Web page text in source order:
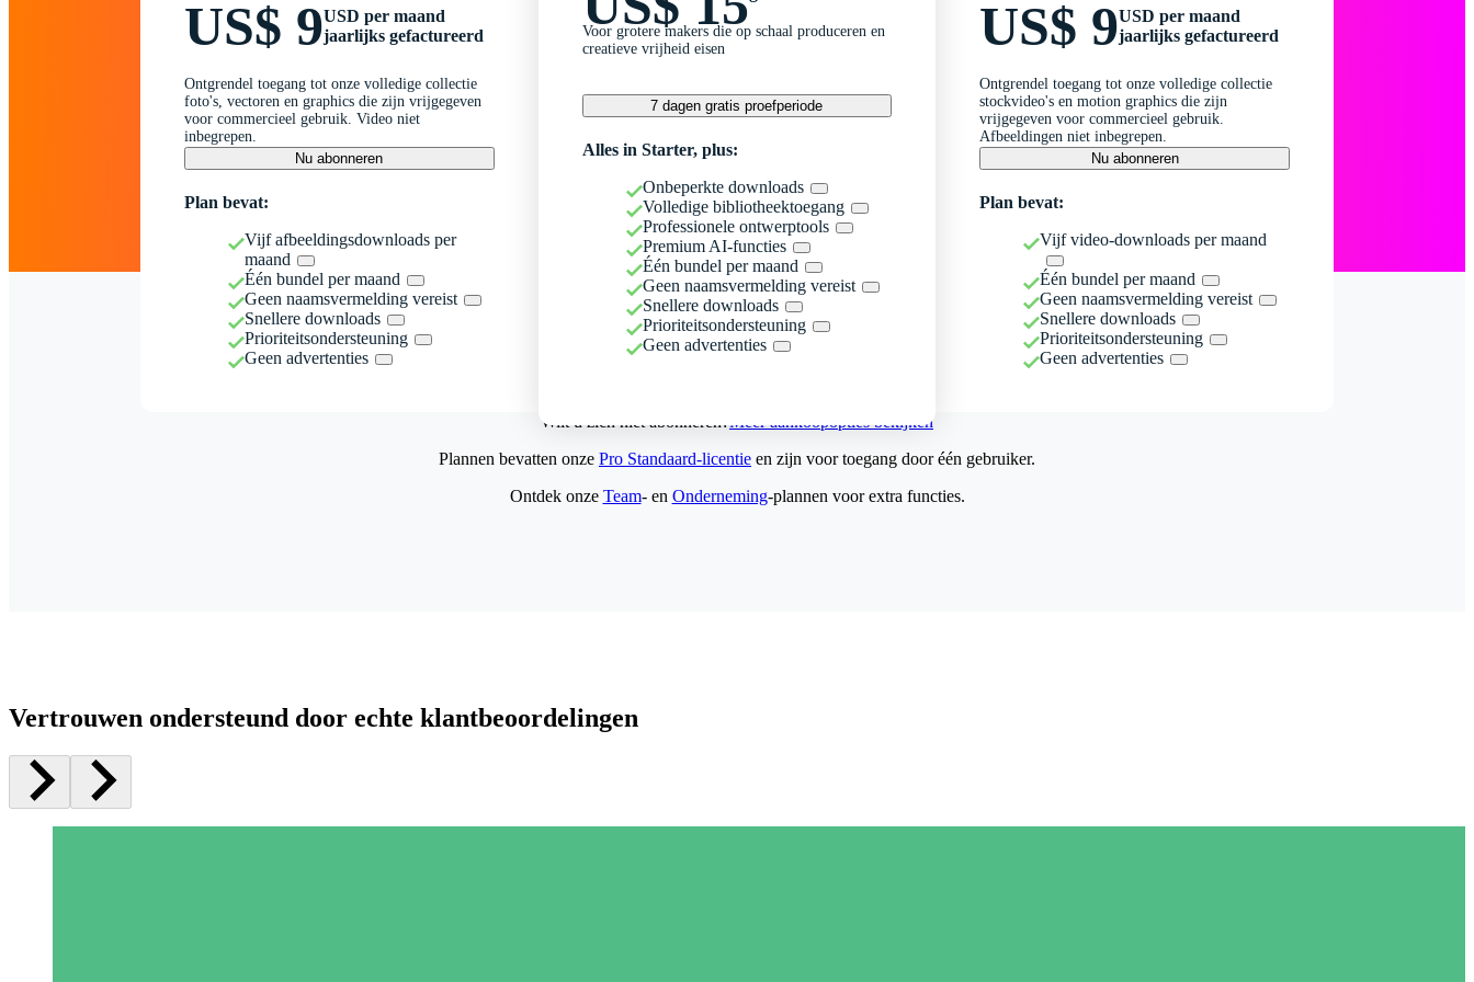
US$ 9USD per maand
jaarlijks gefactureerd
Ontgrendel toegang tot onze volledige collectie
foto's, vectoren en graphics die zijn vrijgegeven
voor commercieel gebruik. Video niet
inbegrepen.
Nu abonneren
Plan bevat:
Vijf afbeeldingsdownloads per
maand
Één bundel per maand
Geen naamsvermelding vereist
Snellere downloads
Prioriteitsondersteuning
Geen advertenties
Voor grotere makers die op schaal produceren en
creatieve vrijheid eisen
7 dagen gratis proefperiode
Alles in Starter, plus:
Onbeperkte downloads
Volledige bibliotheektoegang
Professionele ontwerptools
Premium AI-functies
Één bundel per maand
Geen naamsvermelding vereist
Snellere downloads
Prioriteitsondersteuning
Geen advertenties
US$ 9USD per maand
jaarlijks gefactureerd
Ontgrendel toegang tot onze volledige collectie
stockvideo's en motion graphics die zijn
vrijgegeven voor commercieel gebruik.
Afbeeldingen niet inbegrepen.
Nu abonneren
Plan bevat:
Vijf video-downloads per maand
Één bundel per maand
Geen naamsvermelding vereist
Snellere downloads
Prioriteitsondersteuning
Geen advertenties
Wilt u zich niet abonneren?Meer aankoopopties bekijken
Plannen bevatten onze Pro Standaard-licentie en zijn voor toegang door één gebruiker.
Ontdek onze Team- en Onderneming-plannen voor extra functies.
Vertrouwen ondersteund door echte klantbeoordelingen